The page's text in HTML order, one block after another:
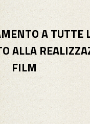
A TUTTE
ALLA
FILM